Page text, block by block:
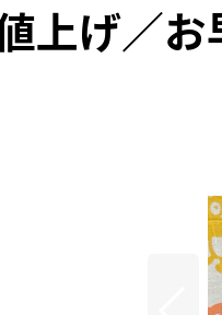
上げ／